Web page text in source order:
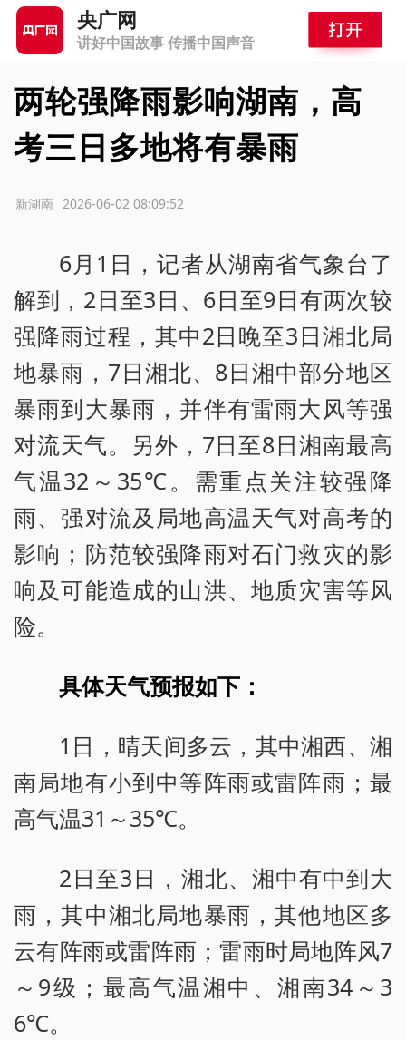
央广网
讲好中国故事 传播中国声音
两轮强降雨影响湖南，高
考三日多地将有暴雨
2026-06-02 08:09:52
新湖南
6月1日，记者从湖南省气象台了
解到，2日至3日、6日至9日有两次较
强降雨过程，其中2日晚至3日湘北局
地暴雨，7日湘北、8日湘中部分地区
暴雨到大暴雨，并伴有雷雨大风等强
对流天气。另外，7日至8日湘南最高
气温32～35℃。需重点关注较强降
雨、强对流及局地高温天气对高考的
影响；防范较强降雨对石门救灾的影
响及可能造成的山洪、地质灾害等风
险。
具体天气预报如下：
1日，晴天间多云，其中湘西、湘
南局地有小到中等阵雨或雷阵雨；最
高气温31～35℃。
2日至3日，湘北、湘中有中到大
雨，其中湘北局地暴雨，其他地区多
云有阵雨或雷阵雨；雷雨时局地阵风7
～9级；最高气温湘中、湘南34～3
6℃。